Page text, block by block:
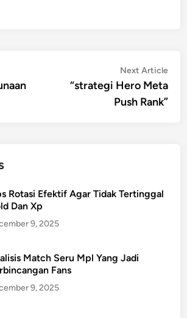
Next Article
“strategi Hero Meta
Push Rank”
Rotasi Efektif Agar Tidak Tertinggal
Dan Xp
9, 2025
Match Seru Mpl Yang Jadi
Fans
9, 2025